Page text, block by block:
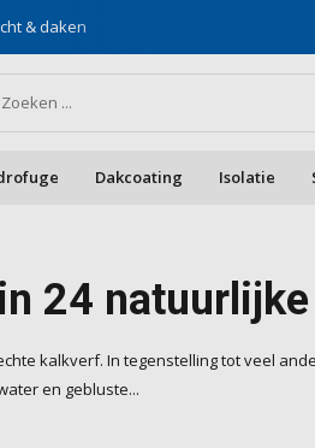
& daken
Dakcoating Isolatie
24
echte kalkverf. In tegenstelling tot veel
en gebluste...